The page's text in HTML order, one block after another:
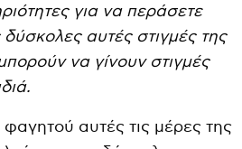
για να περάσετε
αυτές στιγμές της
να γίνουν στιγμές
αυτές τις μέρες της